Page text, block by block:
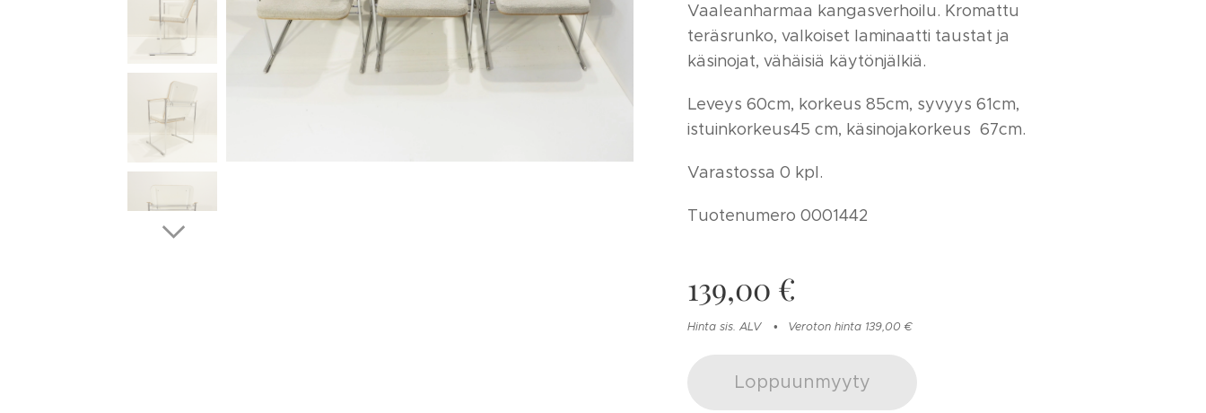
Vaaleanharmaa kangasverhoilu. Kromattu
teräsrunko, valkoiset laminaatti taustat ja
käsinojat, vähäisiä käytönjälkiä.
Leveys 60cm, korkeus 85cm, syvyys 61cm,
istuinkorkeus45 cm, käsinojakorkeus 67cm.
Varastossa 0 kpl.
Tuotenumero 0001442
139,00 €
Hinta sis. ALV Veroton hinta 139,00 €
Loppuunmyyty